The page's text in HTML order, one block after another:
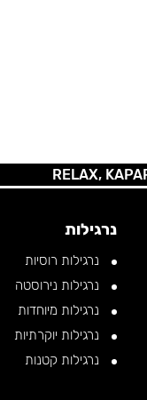
RELAX, KAPARA •
נרגילות
נרגילות רוסיות
נרגילות נירוסטה
נרגילות מיוחדות
נרגילות יוקרתיות
נרגילות קטנות